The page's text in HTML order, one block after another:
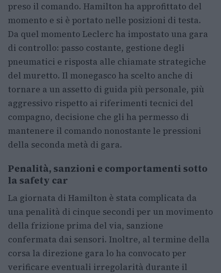
preso il comando. Hamilton ha approfittato del
momento e si è portato nelle posizioni di testa.
Da quel momento Leclerc ha impostato una gara
di controllo: passo costante, gestione degli
pneumatici e risposta alle chiamate strategiche
del muretto. Il monegasco ha scelto anche di
tornare a un assetto di guida più personale, più
aggressivo rispetto ai riferimenti tecnici del
compagno, decisione che gli ha permesso di
mantenere il comando nonostante le pressioni
della seconda metà di gara.
Penalità, sanzioni e comportamenti sotto
la safety car
La giornata di Hamilton è stata complicata da
una penalità di cinque secondi per un movimento
della frizione prima del via, sanzione
confermata dai sensori. Inoltre, al termine della
corsa la direzione gara lo ha convocato per
verificare eventuali irregolarità durante il